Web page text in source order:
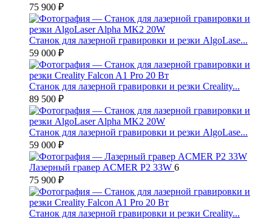
75 900 ₽
Станок для лазерной гравировки и резки AlgoLase...
59 000 ₽
Станок для лазерной гравировки и резки Creality...
89 500 ₽
Станок для лазерной гравировки и резки AlgoLase...
59 000 ₽
Лазерный гравер ACMER P2 33W 6
75 900 ₽
Станок для лазерной гравировки и резки Creality...